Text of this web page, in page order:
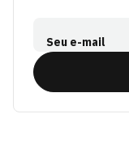
Seu e-mail